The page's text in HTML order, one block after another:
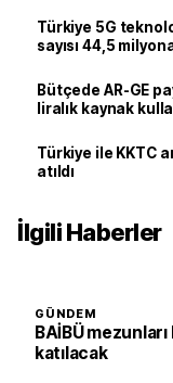
Türkiye 5G
sayısı 44,5
Bütçede AR-GE
liralık kaynak
Türkiye ile KKTC
atıldı
İlgili Haberler
GÜNDEM
BAİBÜ
katılacak